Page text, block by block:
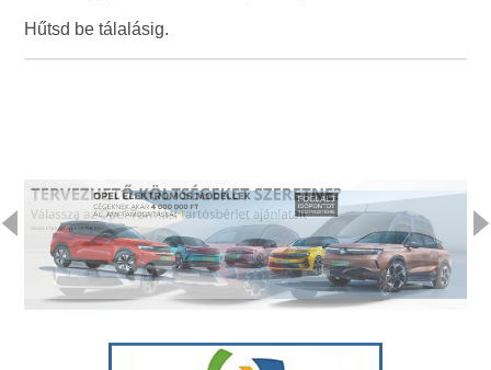
Hűtsd be tálalásig.